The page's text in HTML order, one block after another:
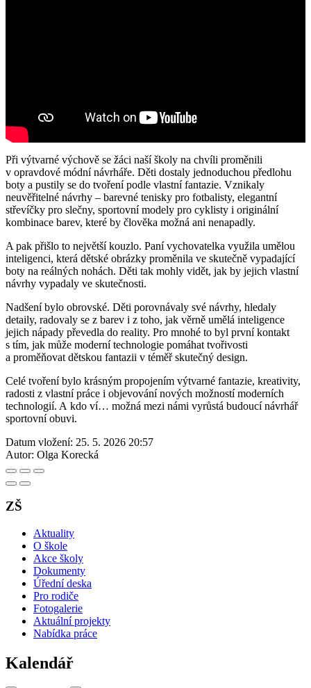
Při výtvarné výchově se žáci naší školy na chvíli proměnili
v opravdové módní návrháře. Děti dostaly jednoduchou předlohu
boty a pustily se do tvoření podle vlastní fantazie. Vznikaly
neuvěřitelné návrhy – barevné tenisky pro fotbalisty, elegantní
střevíčky pro slečny, sportovní modely pro cyklisty i originální
kombinace barev, které by člověka možná ani nenapadly.
A pak přišlo to největší kouzlo. Paní vychovatelka využila umělou
inteligenci, která dětské obrázky proměnila ve skutečně vypadající
boty na reálných nohách. Děti tak mohly vidět, jak by jejich vlastní
návrhy vypadaly ve skutečnosti.
Nadšení bylo obrovské. Děti porovnávaly své návrhy, hledaly
detaily, radovaly se z barev i z toho, jak věrně umělá inteligence
jejich nápady převedla do reality. Pro mnohé to byl první kontakt
s tím, jak může moderní technologie pomáhat tvořivosti
a proměňovat dětskou fantazii v téměř skutečný design.
Celé tvoření bylo krásným propojením výtvarné fantazie, kreativity,
radosti z vlastní práce i objevování nových možností moderních
technologií. A kdo ví… možná mezi námi vyrůstá budoucí návrhář
sportovní obuvi.
Datum vložení: 25. 5. 2026 20:57
Autor: Olga Korecká
ZŠ
Aktuality
O škole
Akce školy
Dokumenty
Úřední deska
Pro rodiče
Fotogalerie
Aktuální projekty
Nabídka práce
Kalendář